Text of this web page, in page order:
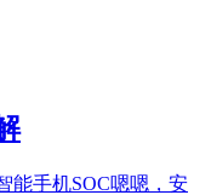
能手机SOC嗯嗯，安